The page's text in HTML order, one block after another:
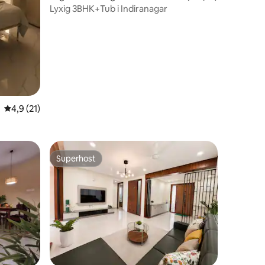
4,9 av 5 i genomsnittligt betyg, 21 omdömen
4,9 (21)
Lyxig 3BHK+Tub i Indiranagar
Superhost
Superhost